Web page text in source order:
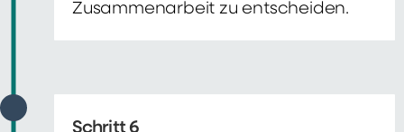
Zusammenarbeit zu entscheiden.